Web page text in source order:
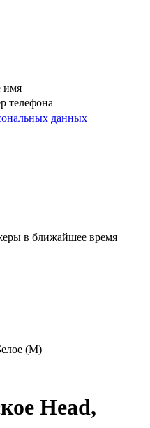
имя
телефона
данных
в ближайшее время
(M)
Head,